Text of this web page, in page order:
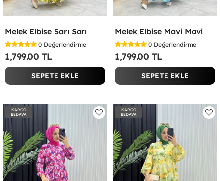
Melek Elbise Sarı Sarı
0 Değerlendirme
1,799.00 TL
SEPETE EKLE
Melek Elbise Mavi Mavi
0 Değerlendirme
1,799.00 TL
SEPETE EKLE
KARGO
BEDAVA
KARGO
BEDAVA